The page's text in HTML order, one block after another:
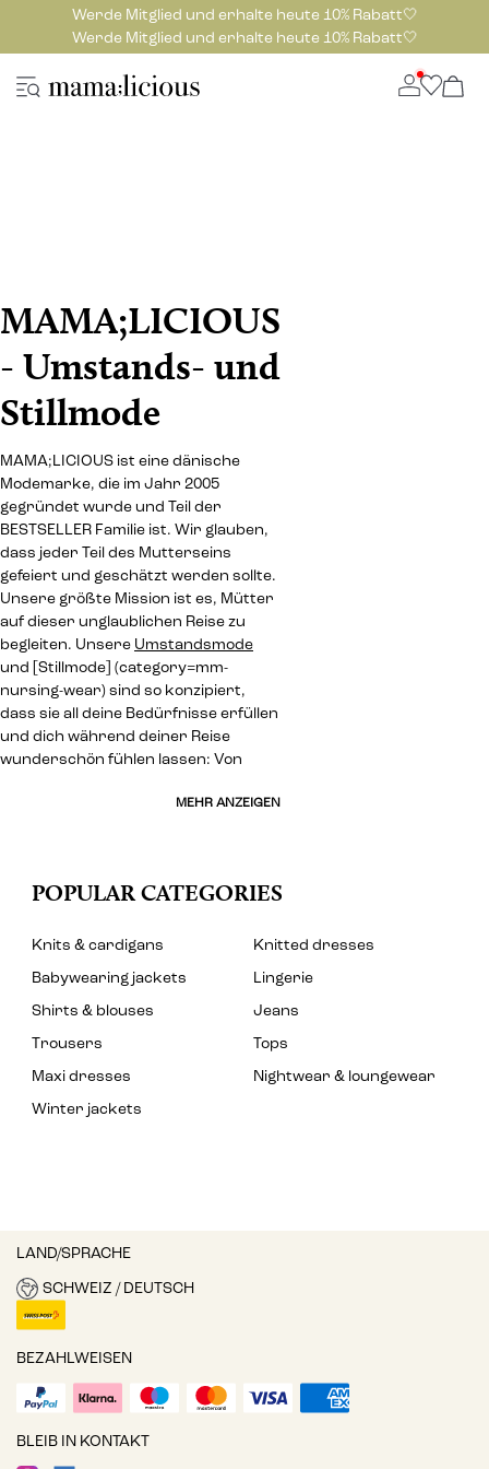
Werde Mitglied und erhalte heute 10% Rabatt🤍
Werde Mitglied und erhalte heute 10% Rabatt🤍
MAMA;LICIOUS
- Umstands- und
Stillmode
MAMA;LICIOUS ist eine dänische
Modemarke, die im Jahr 2005
gegründet wurde und Teil der
BESTSELLER Familie ist. Wir glauben,
dass jeder Teil des Mutterseins
gefeiert und geschätzt werden sollte.
Unsere größte Mission ist es, Mütter
auf dieser unglaublichen Reise zu
begleiten. Unsere Umstandsmode
und [Stillmode] (category=mm-
nursing-wear) sind so konzipiert,
dass sie all deine Bedürfnisse erfüllen
und dich während deiner Reise
wunderschön fühlen lassen: Von
MEHR ANZEIGEN
POPULAR CATEGORIES
Knits & cardigans
Knitted dresses
Babywearing jackets
Lingerie
Shirts & blouses
Jeans
Trousers
Tops
Maxi dresses
Nightwear & loungewear
Winter jackets
LAND/SPRACHE
SCHWEIZ / DEUTSCH
BEZAHLWEISEN
BLEIB IN KONTAKT